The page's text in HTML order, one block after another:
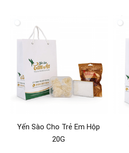
Yến Sào Cho Trẻ Em Hộp
20G